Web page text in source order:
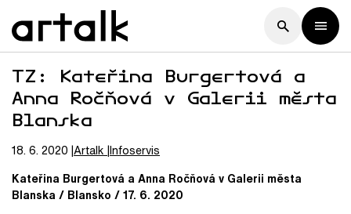
TZ: Kateřina Burgertová a
Anna Ročňová v Galerii města
Blanska
18. 6. 2020 Artalk Infoservis
Kateřina Burgertová a Anna Ročňová v Galerii města
Blanska / Blansko / 17. 6. 2020